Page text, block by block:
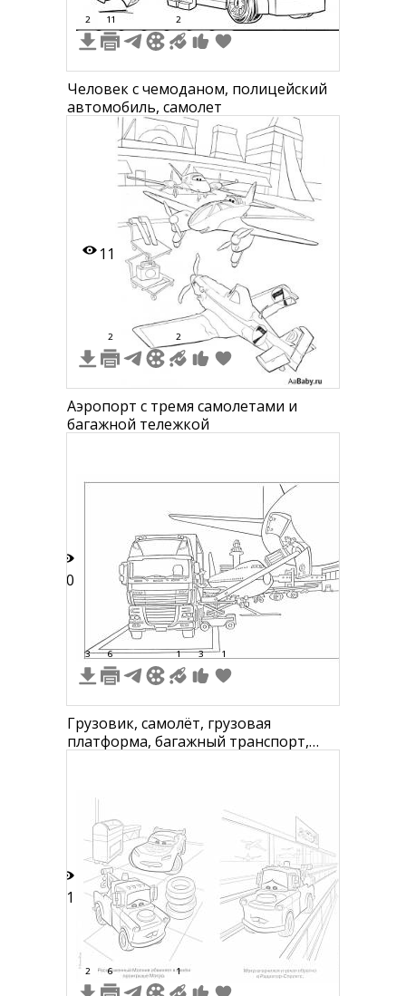
2 11 2
Человек с чемоданом, полицейский
автомобиль, самолет
11
2 2
Аэропорт с тремя самолетами и
багажной тележкой
20
3 6 1 3 1
Грузовик, самолёт, грузовая
платформа, багажный транспорт,
11
2 6 1